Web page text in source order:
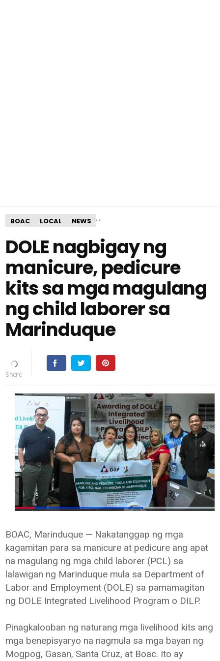
BOAC ,
LOCAL ,
NEWS
DOLE nagbigay ng
manicure, pedicure
kits sa mga magulang
ng child laborer sa
Marinduque
BOAC, Marinduque — Nakatanggap ng mga
kagamitan para sa manicure at pedicure ang apat
na magulang ng mga child laborer (PCL) sa
lalawigan ng Marinduque mula sa Department of
Labor and Employment (DOLE) sa pamamagitan
ng DOLE Integrated Livelihood Program o DILP.
Pinagkalooban ng naturang mga livelihood kits ang
mga benepisyaryo na nagmula sa mga bayan ng
Mogpog, Gasan, Santa Cruz, at Boac. Ito ay